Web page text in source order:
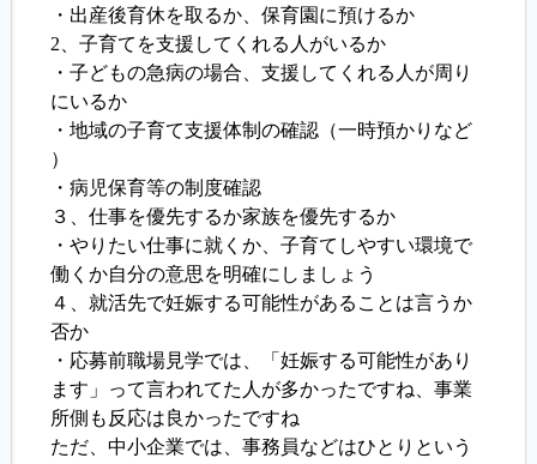
・出産後育休を取るか、保育園に預けるか
2、子育てを支援してくれる人がいるか
・子どもの急病の場合、支援してくれる人が周り
にいるか
・地域の子育て支援体制の確認（一時預かりなど
）
・病児保育等の制度確認
３、仕事を優先するか家族を優先するか
・やりたい仕事に就くか、子育てしやすい環境で
働くか自分の意思を明確にしましょう
４、就活先で妊娠する可能性があることは言うか
否か
・応募前職場見学では、「妊娠する可能性があり
ます」って言われてた人が多かったですね、事業
所側も反応は良かったですね
ただ、中小企業では、事務員などはひとりという